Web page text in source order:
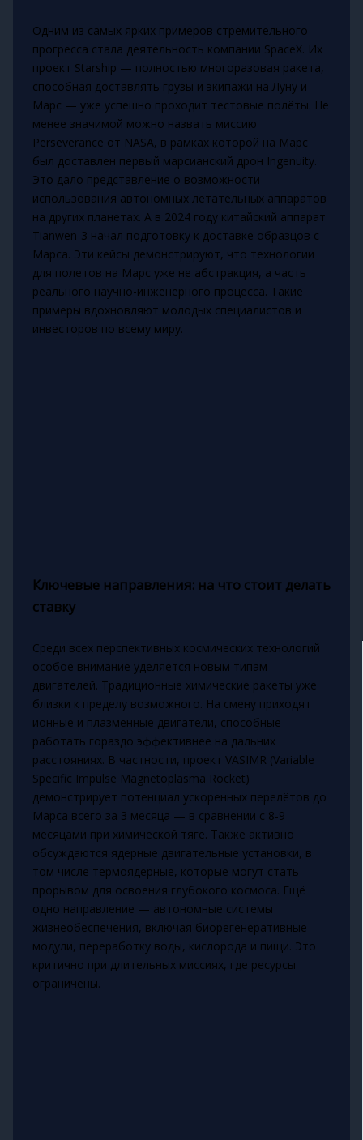
Одним из самых ярких примеров стремительного
прогресса стала деятельность компании SpaceX. Их
проект Starship — полностью многоразовая ракета,
способная доставлять грузы и экипажи на Луну и
Марс — уже успешно проходит тестовые полёты. Не
менее значимой можно назвать миссию
Perseverance от NASA, в рамках которой на Марс
был доставлен первый марсианский дрон Ingenuity.
Это дало представление о возможности
использования автономных летательных аппаратов
на других планетах. А в 2024 году китайский аппарат
Tianwen-3 начал подготовку к доставке образцов с
Марса. Эти кейсы демонстрируют, что технологии
для полетов на Марс уже не абстракция, а часть
реального научно-инженерного процесса. Такие
примеры вдохновляют молодых специалистов и
инвесторов по всему миру.
Ключевые направления: на что стоит делать
ставку
Среди всех перспективных космических технологий
особое внимание уделяется новым типам
двигателей. Традиционные химические ракеты уже
близки к пределу возможного. На смену приходят
ионные и плазменные двигатели, способные
работать гораздо эффективнее на дальних
расстояниях. В частности, проект VASIMR (Variable
Specific Impulse Magnetoplasma Rocket)
демонстрирует потенциал ускоренных перелётов до
Марса всего за 3 месяца — в сравнении с 8-9
месяцами при химической тяге. Также активно
обсуждаются ядерные двигательные установки, в
том числе термоядерные, которые могут стать
прорывом для освоения глубокого космоса. Ещё
одно направление — автономные системы
жизнеобеспечения, включая биорегенеративные
модули, переработку воды, кислорода и пищи. Это
критично при длительных миссиях, где ресурсы
ограничены.